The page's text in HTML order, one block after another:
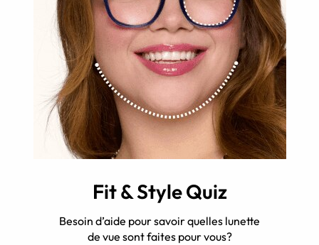
Fit & Style Quiz
Besoin d’aide pour savoir quelles lunette
de vue sont faites pour vous?